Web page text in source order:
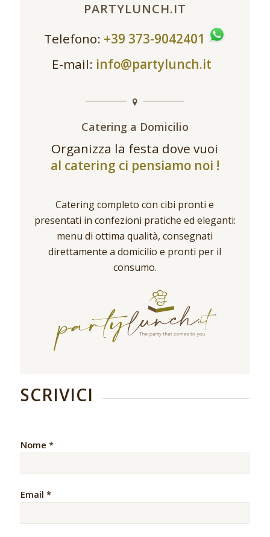
PARTYLUNCH.IT
Telefono: +39 373-9042401
E-mail: info@partylunch.it
Catering a Domicilio
Organizza la festa dove vuoi
al catering ci pensiamo noi !
Catering completo con cibi pronti e
presentati in confezioni pratiche ed eleganti:
menu di ottima qualità, consegnati
direttamente a domicilio e pronti per il
consumo.
SCRIVICI
Nome *
Email *